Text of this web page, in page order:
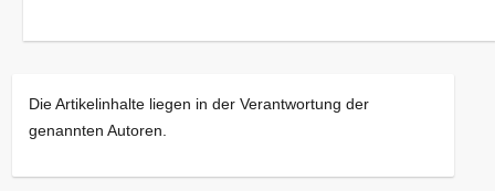
Die Artikelinhalte liegen in der Verantwortung der
genannten Autoren.